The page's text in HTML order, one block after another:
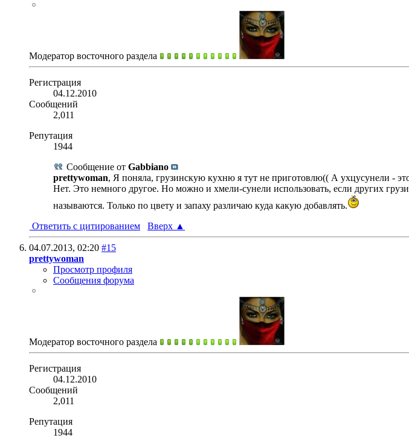
Модератор восточного раздела
Регистрация
04.12.2010
Сообщений
2,011
Репутация
1944
Сообщение от Gabbiano
prettywoman, Я поняла, грузинскую кухню я тут не приготовлю(( А ухцусунели -
Нет. Это немного другое. Но можно и хмели-сунели использовать, если других
называются. Только по цвету и запаху различаю куда какую добавлять.
Ответить с цитированием
Вверх ▲
04.07.2013, 02:20 #15
prettywoman
Просмотр профиля
Сообщения форума
Модератор восточного раздела
Регистрация
04.12.2010
Сообщений
2,011
Репутация
1944